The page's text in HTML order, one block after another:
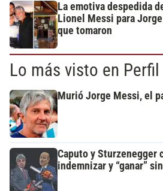
La emotiva despedida
Lionel Messi para
que tomaron
Lo más visto en Perfil
Murió Jorge Messi, el
Caputo y Sturzenegger
indemnizar y “ganar”